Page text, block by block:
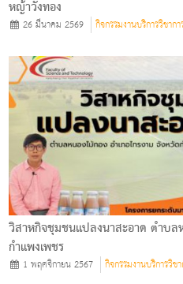
หญ้าวังทอง
26 มีนาคม 2569 กิจกรรมงานบริการวิชากา
วิสาหกิจชุมชนแปลงนาสะอาด ตำบล
กำแพงเพชร
1 พฤศจิกายน 2567 กิจกรรมงานบริการวิช